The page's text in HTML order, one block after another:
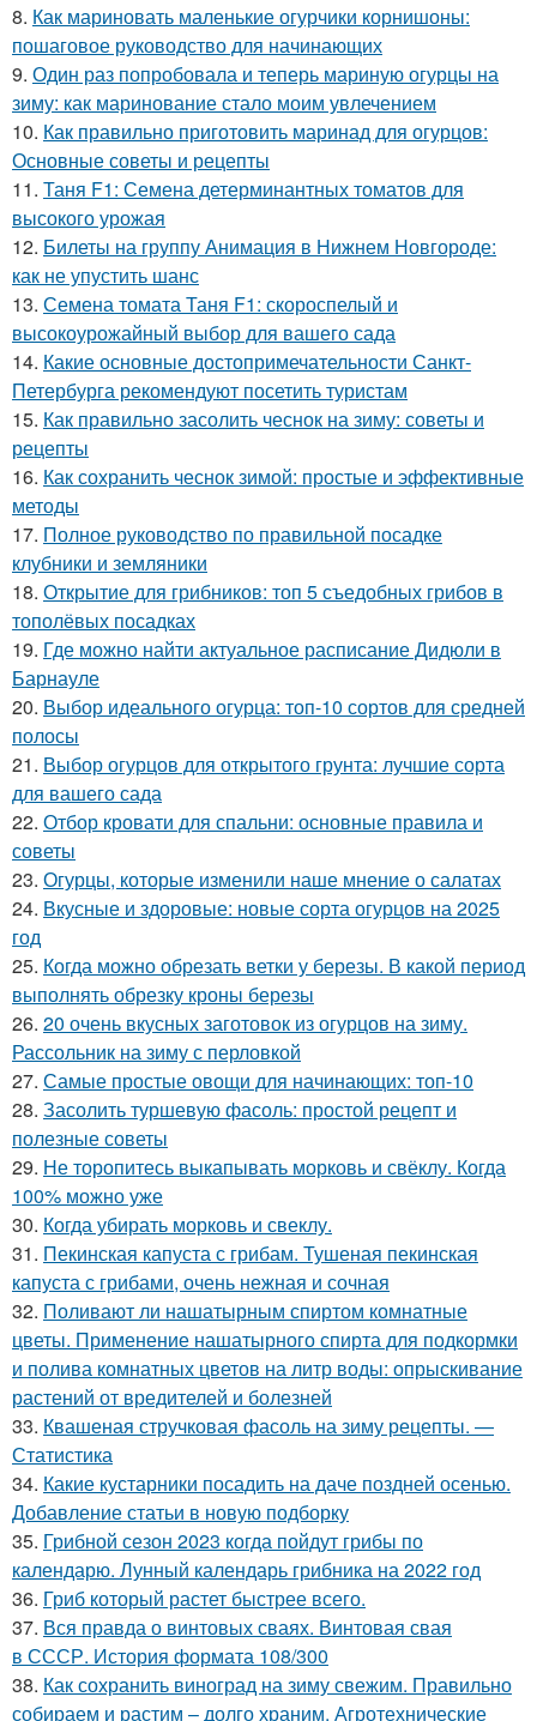
8. Как мариновать маленькие огурчики корнишоны:
пошаговое руководство для начинающих
9. Один раз попробовала и теперь мариную огурцы на
зиму: как маринование стало моим увлечением
10. Как правильно приготовить маринад для огурцов:
Основные советы и рецепты
11. Таня F1: Семена детерминантных томатов для
высокого урожая
12. Билеты на группу Анимация в Нижнем Новгороде:
как не упустить шанс
13. Семена томата Таня F1: скороспелый и
высокоурожайный выбор для вашего сада
14. Какие основные достопримечательности Санкт-
Петербурга рекомендуют посетить туристам
15. Как правильно засолить чеснок на зиму: советы и
рецепты
16. Как сохранить чеснок зимой: простые и эффективные
методы
17. Полное руководство по правильной посадке
клубники и земляники
18. Открытие для грибников: топ 5 съедобных грибов в
тополёвых посадках
19. Где можно найти актуальное расписание Дидюли в
Барнауле
20. Выбор идеального огурца: топ-10 сортов для средней
полосы
21. Выбор огурцов для открытого грунта: лучшие сорта
для вашего сада
22. Отбор кровати для спальни: основные правила и
советы
23. Огурцы, которые изменили наше мнение о салатах
24. Вкусные и здоровые: новые сорта огурцов на 2025
год
25. Когда можно обрезать ветки у березы. В какой период
выполнять обрезку кроны березы
26. 20 очень вкусных заготовок из огурцов на зиму.
Рассольник на зиму с перловкой
27. Самые простые овощи для начинающих: топ-10
28. Засолить туршевую фасоль: простой рецепт и
полезные советы
29. Не торопитесь выкапывать морковь и свёклу. Когда
100% можно уже
30. Когда убирать морковь и свеклу.
31. Пекинская капуста с грибам. Тушеная пекинская
капуста с грибами, очень нежная и сочная
32. Поливают ли нашатырным спиртом комнатные
цветы. Применение нашатырного спирта для подкормки
и полива комнатных цветов на литр воды: опрыскивание
растений от вредителей и болезней
33. Квашеная стручковая фасоль на зиму рецепты. —
Статистика
34. Какие кустарники посадить на даче поздней осенью.
Добавление статьи в новую подборку
35. Грибной сезон 2023 когда пойдут грибы по
календарю. Лунный календарь грибника на 2022 год
36. Гриб который растет быстрее всего.
37. Вся правда о винтовых сваях. Винтовая свая
в СССР. История формата 108/300
38. Как сохранить виноград на зиму свежим. Правильно
собираем и растим – долго храним. Агротехнические